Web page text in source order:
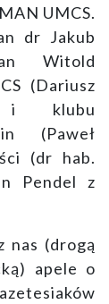
UMCS.
dr Jakub
Witold
(Dariusz
i klubu
(Paweł
(dr hab.
Pendel z
nas (drogą
apele o